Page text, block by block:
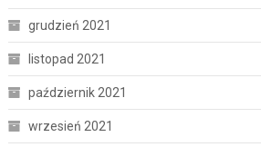
grudzień 2021
listopad 2021
październik 2021
wrzesień 2021